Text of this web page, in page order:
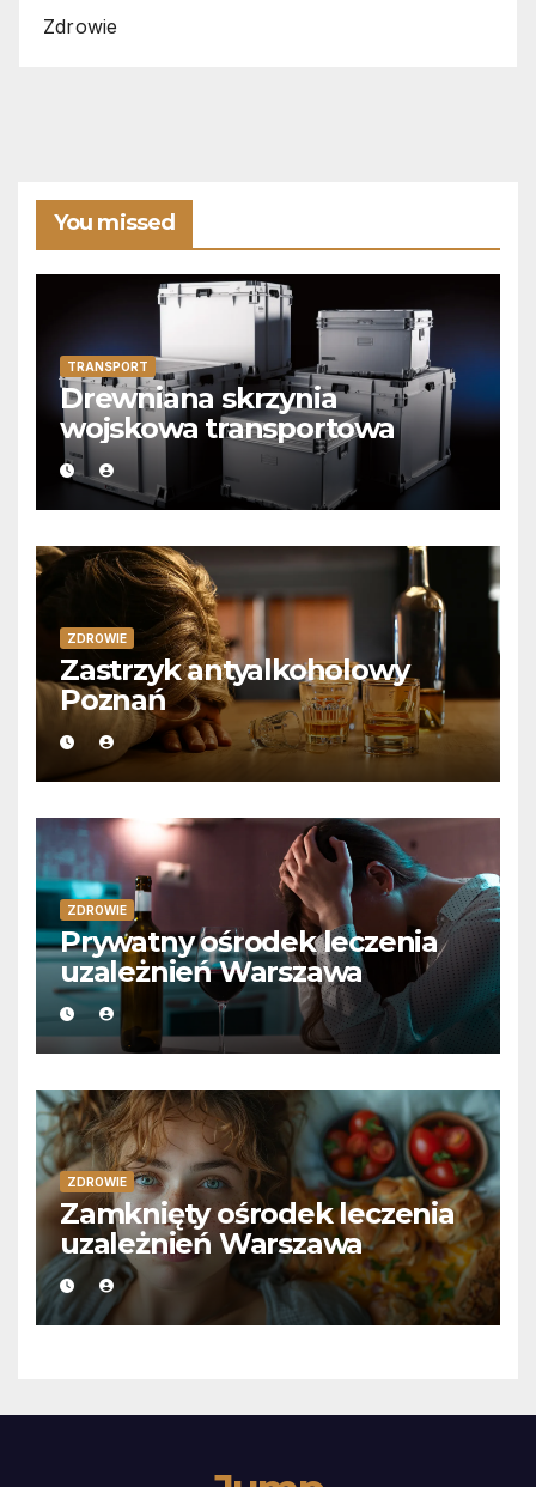
Zdrowie
You missed
TRANSPORT
Drewniana skrzynia
wojskowa transportowa
ZDROWIE
Zastrzyk antyalkoholowy
Poznań
ZDROWIE
Prywatny ośrodek leczenia
uzależnień Warszawa
ZDROWIE
Zamknięty ośrodek leczenia
uzależnień Warszawa